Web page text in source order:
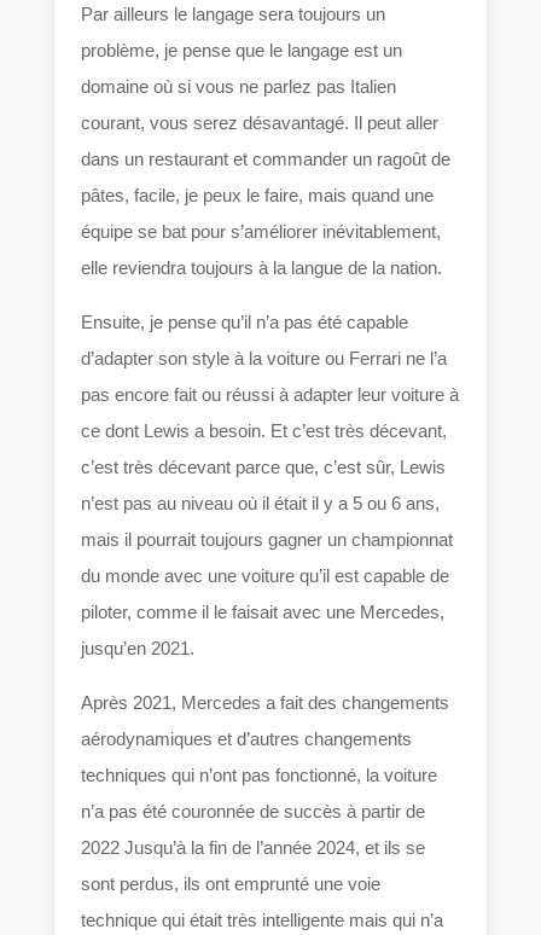
Par ailleurs le langage sera toujours un
problème, je pense que le langage est un
domaine où si vous ne parlez pas Italien
courant, vous serez désavantagé. Il peut aller
dans un restaurant et commander un ragoût de
pâtes, facile, je peux le faire, mais quand une
équipe se bat pour s’améliorer inévitablement,
elle reviendra toujours à la langue de la nation.
Ensuite, je pense qu’il n’a pas été capable
d’adapter son style à la voiture ou Ferrari ne l’a
pas encore fait ou réussi à adapter leur voiture à
ce dont Lewis a besoin. Et c’est très décevant,
c’est très décevant parce que, c’est sûr, Lewis
n’est pas au niveau où il était il y a 5 ou 6 ans,
mais il pourrait toujours gagner un championnat
du monde avec une voiture qu’il est capable de
piloter, comme il le faisait avec une Mercedes,
jusqu’en 2021.
Après 2021, Mercedes a fait des changements
aérodynamiques et d’autres changements
techniques qui n’ont pas fonctionné, la voiture
n’a pas été couronnée de succès à partir de
2022 Jusqu’à la fin de l’année 2024, et ils se
sont perdus, ils ont emprunté une voie
technique qui était très intelligente mais qui n’a